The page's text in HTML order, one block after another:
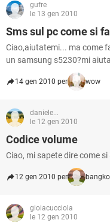
gufre
le 13 gen 2010
Sms sul pc come si
Ciao,aiutatemi... ma come
un samsung s5230?mi
14 gen 2010 per wow
daniele...
le 12 gen 2010
Codice volume
Ciao, mi sapete dire come
12 gen 2010 per
gioiacucciola
le 12 gen 2010